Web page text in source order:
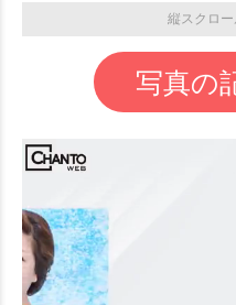
縦スクロ
写真の